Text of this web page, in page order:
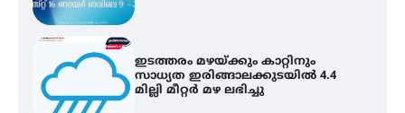
ഐ.ഐ.ടി മദ്രാസ്സിൽ നിന്നും
ഡോക്ടറേറ്റ് – ഇരിങ്ങാലക്കുട
സ്വദേശി ആതിര എം കെ യുടെ
നേട്ടം പ്രതിസന്ധികളോട് പൊരുതി